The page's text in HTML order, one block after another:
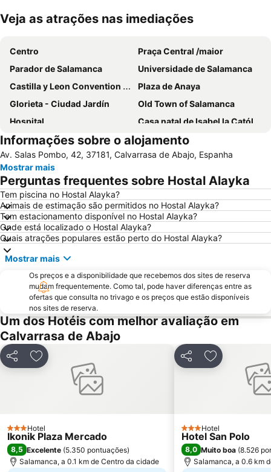
Ampliar mapa
Veja as atrações nas imediações
Centro
Praça Central /maior
Parador de Salamanca
Universidade de Salamanca
Castilla y Leon Convention Center
Plaza de Anaya
Glorieta - Ciudad Jardín
Old Town of Salamanca
Hospital
Casa natal de Isabel la Católica
Casa Lis
Puente Romano
Barrio del Carmen
Tejares
Salamanca Airport
La Vega
Chinchibarra
Igreja e convento de San Esteban
Virgen de la Vega
Catedral Velha de Salamanca
Universidad Pontificia de Salamanca
Universidad
Parque de San Francisco
Blanco
Helmántico Stadium
San José
Rúa Mayor
Salesas
Ieronimus
Carmelitas - Oeste
Colegio Mayor Arzobispo Fonseca o de los Irlandeses de Salamanca
Pizarrales
Informações sobre o alojamento
Av. Salas Pombo, 42, 37181, Calvarrasa de Abajo, Espanha
Mostrar mais
Perguntas frequentes sobre Hostal Alayka
Tem piscina no Hostal Alayka?
Animais de estimação são permitidos no Hostal Alayka?
Tem estacionamento disponível no Hostal Alayka?
Onde está localizado o Hostal Alayka?
Quais atrações populares estão perto do Hostal Alayka?
Mostrar mais
Os preços e a disponibilidade que recebemos dos sites de reserva
mudam frequentemente. Como tal, pode haver diferenças entre as
ofertas que consulta no trivago e os preços que estão disponíveis
nos sites de reserva.
Um dos Hotéis com melhor avaliação em
Calvarrasa de Abajo
PartilharAdicionar aos favoritos
3 Estrelas
Hotel
Ikonik Plaza Mercado
8,5 Excelente (5.350 pontuações)
Salamanca, a 0.1 km de Centro da cidade
PartilharAdicionar
3 Estrelas
Hotel
Hotel San Polo
8,0 Muito boa (8.526
Salamanca, a 0.6 km